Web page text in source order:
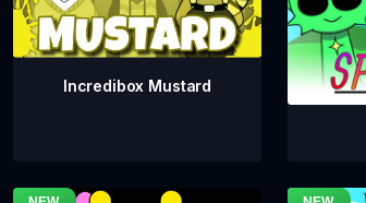
Incredibox Mustard